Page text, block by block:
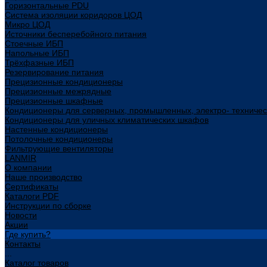
Горизонтальные PDU
Система изоляции коридоров ЦОД
Микро ЦОД
Источники бесперебойного питания
Стоечные ИБП
Напольные ИБП
Трёхфазные ИБП
Резервирование питания
Прецизионные кондиционеры
Прецизионные межрядные
Прецизионные шкафные
Кондиционеры для серверных, промышленных, электро-
Кондиционеры для уличных климатических шкафов
Настенные кондиционеры
Потолочные кондиционеры
Фильтрующие вентиляторы
LANMIR
О компании
Наше производство
Сертификаты
Каталоги PDF
Инструкции по сборке
Новости
Акции
Где купить?
Контакты
Каталог товаров